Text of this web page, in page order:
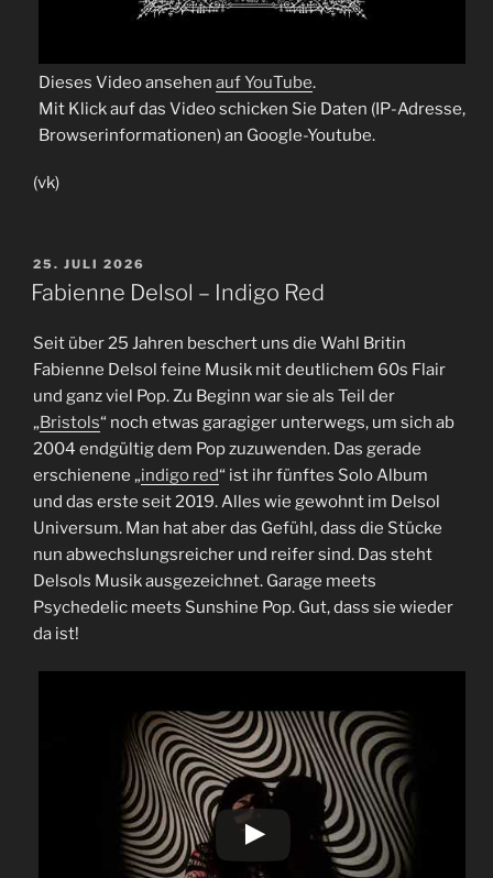
Dieses Video ansehen auf YouTube.
Mit Klick auf das Video schicken Sie Daten (IP-Adresse,
Browserinformationen) an Google-Youtube.
(vk)
VERÖFFENTLICHT
AM
25. JULI 2026
Fabienne Delsol – Indigo Red
Seit über 25 Jahren beschert uns die Wahl Britin
Fabienne Delsol feine Musik mit deutlichem 60s Flair
und ganz viel Pop. Zu Beginn war sie als Teil der
„Bristols“ noch etwas garagiger unterwegs, um sich ab
2004 endgültig dem Pop zuzuwenden. Das gerade
erschienene „indigo red“ ist ihr fünftes Solo Album
und das erste seit 2019. Alles wie gewohnt im Delsol
Universum. Man hat aber das Gefühl, dass die Stücke
nun abwechslungsreicher und reifer sind. Das steht
Delsols Musik ausgezeichnet. Garage meets
Psychedelic meets Sunshine Pop. Gut, dass sie wieder
da ist!